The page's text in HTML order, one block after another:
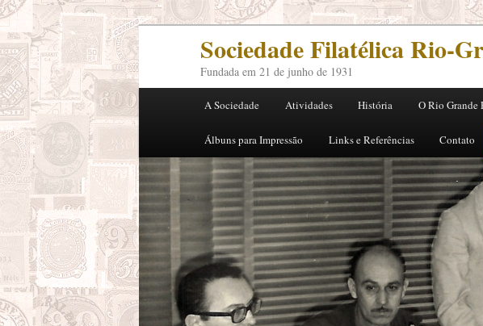
Sociedade Filatélica Rio-
Fundada em 21 de junho de 1931
Menu principal
Pular para o conteúdo principal
Pular para o conteúdo secundário
A Sociedade Atividades História O Rio Grande
Álbuns para Impressão Links e Referências Contato